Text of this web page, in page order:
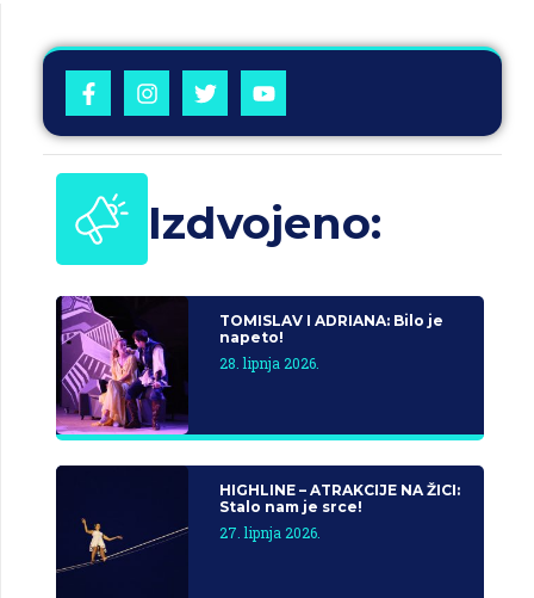
Izdvojeno:
TOMISLAV I ADRIANA: Bilo je
napeto!
28. lipnja 2026.
HIGHLINE – ATRAKCIJE NA ŽICI:
Stalo nam je srce!
27. lipnja 2026.